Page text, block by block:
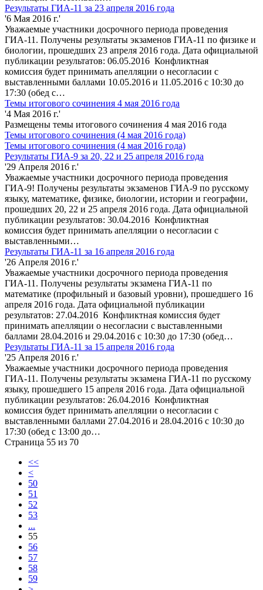
Результаты ГИА-11 за 23 апреля 2016 года
'6 Мая 2016 г.'
Уважаемые участники досрочного периода проведения
ГИА-11. Получены результаты экзаменов ГИА-11 по физике и
биологии, прошедших 23 апреля 2016 года. Дата официальной
публикации результатов: 06.05.2016 Конфликтная
комиссия будет принимать апелляции о несогласии с
выставленными баллами 10.05.2016 и 11.05.2016 с 10:30 до
17:30 (обед с…
Темы итогового сочинения 4 мая 2016 года
'4 Мая 2016 г.'
Размещены темы итогового сочинения 4 мая 2016 года
Темы итогового сочинения (4 мая 2016 года)
Темы итогового сочинения (4 мая 2016 года)
Результаты ГИА-9 за 20, 22 и 25 апреля 2016 года
'29 Апреля 2016 г.'
Уважаемые участники досрочного периода проведения
ГИА-9! Получены результаты экзаменов ГИА-9 по русскому
языку, математике, физике, биологии, истории и географии,
прошедших 20, 22 и 25 апреля 2016 года. Дата официальной
публикации результатов: 30.04.2016 Конфликтная
комиссия будет принимать апелляции о несогласии с
выставленными…
Результаты ГИА-11 за 16 апреля 2016 года
'26 Апреля 2016 г.'
Уважаемые участники досрочного периода проведения
ГИА-11. Получены результаты экзамена ГИА-11 по
математике (профильный и базовый уровни), прошедшего 16
апреля 2016 года. Дата официальной публикации
результатов: 27.04.2016 Конфликтная комиссия будет
принимать апелляции о несогласии с выставленными
баллами 28.04.2016 и 29.04.2016 с 10:30 до 17:30 (обед…
Результаты ГИА-11 за 15 апреля 2016 года
'25 Апреля 2016 г.'
Уважаемые участники досрочного периода проведения
ГИА-11. Получены результаты экзамена ГИА-11 по русскому
языку, прошедшего 15 апреля 2016 года. Дата официальной
публикации результатов: 26.04.2016 Конфликтная
комиссия будет принимать апелляции о несогласии с
выставленными баллами 27.04.2016 и 28.04.2016 с 10:30 до
17:30 (обед с 13:00 до…
Страница 55 из 70
<<
<
50
51
52
53
...
55
56
57
58
59